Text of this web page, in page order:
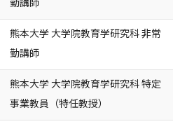
熊本大学 大学院教育学研究科 非常
勤講師
熊本大学 大学院教育学研究科 特定
事業教員（特任教授）